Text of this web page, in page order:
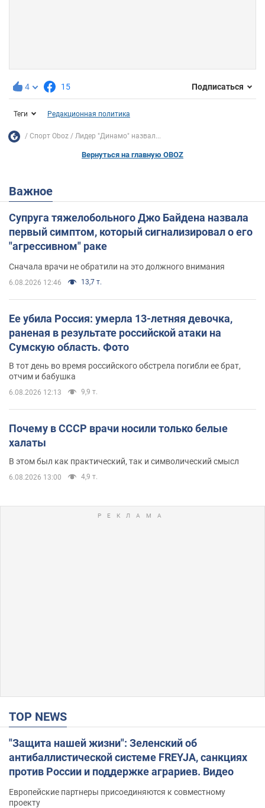
4 15 Подписаться
Теги Редакционная политика
Спорт Oboz Лидер "Динамо" назвал...
Вернуться на главную OBOZ
Важное
Супруга тяжелобольного Джо Байдена назвала
первый симптом, который сигнализировал о его
"агрессивном" раке
Сначала врачи не обратили на это должного внимания
6.08.2026 12:46 13,7 т.
Ее убила Россия: умерла 13-летняя девочка,
раненая в результате российской атаки на
Сумскую область. Фото
В тот день во время российского обстрела погибли ее брат,
отчим и бабушка
6.08.2026 12:13 9,9 т.
Почему в СССР врачи носили только белые
халаты
В этом был как практический, так и символический смысл
6.08.2026 13:00 4,9 т.
TOP NEWS
"Защита нашей жизни": Зеленский об
антибаллистической системе FREYJA, санкциях
против России и поддержке аграриев. Видео
Европейские партнеры присоединяются к совместному
проекту